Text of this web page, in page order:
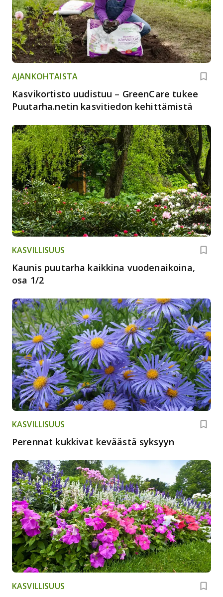
AJANKOHTAISTA
Kasvikortisto uudistuu – GreenCare tukee
Puutarha.netin kasvitiedon kehittämistä
KASVILLISUUS
Kaunis puutarha kaikkina vuodenaikoina,
osa 1/2
KASVILLISUUS
Perennat kukkivat keväästä syksyyn
KASVILLISUUS